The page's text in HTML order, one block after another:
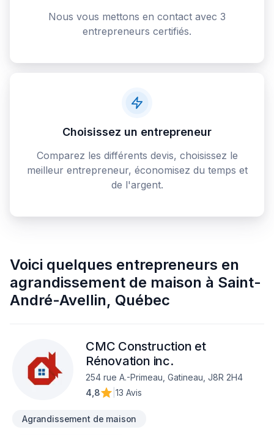
Nous vous mettons en contact avec 3
entrepreneurs certifiés.
Choisissez un entrepreneur
Comparez les différents devis, choisissez le
meilleur entrepreneur, économisez du temps et
de l'argent.
Voici quelques entrepreneurs en
agrandissement de maison à Saint-
André-Avellin, Québec
CMC Construction et
Rénovation inc.
254 rue A.-Primeau, Gatineau, J8R 2H4
4,8
13 Avis
Agrandissement de maison